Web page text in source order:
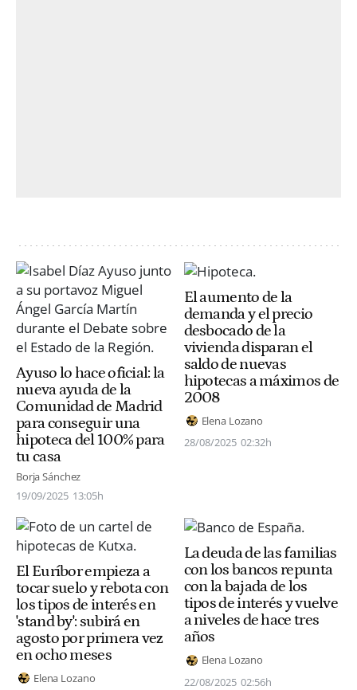
Ayuso lo hace oficial: la
nueva ayuda de la
Comunidad de Madrid
para conseguir una
hipoteca del 100% para
tu casa
Borja Sánchez
19/09/2025 13:05h
El aumento de la
demanda y el precio
desbocado de la
vivienda disparan el
saldo de nuevas
hipotecas a máximos de
2008
Elena Lozano
28/08/2025 02:32h
El Euríbor empieza a
tocar suelo y rebota con
los tipos de interés en
'stand by': subirá en
agosto por primera vez
en ocho meses
Elena Lozano
La deuda de las familias
con los bancos repunta
con la bajada de los
tipos de interés y vuelve
a niveles de hace tres
años
Elena Lozano
22/08/2025 02:56h